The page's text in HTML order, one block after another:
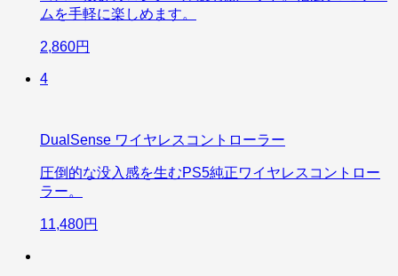
ムを手軽に楽しめます。
2,860円
4
DualSense ワイヤレスコントローラー
圧倒的な没入感を生むPS5純正ワイヤレスコントロー
ラー。
11,480円